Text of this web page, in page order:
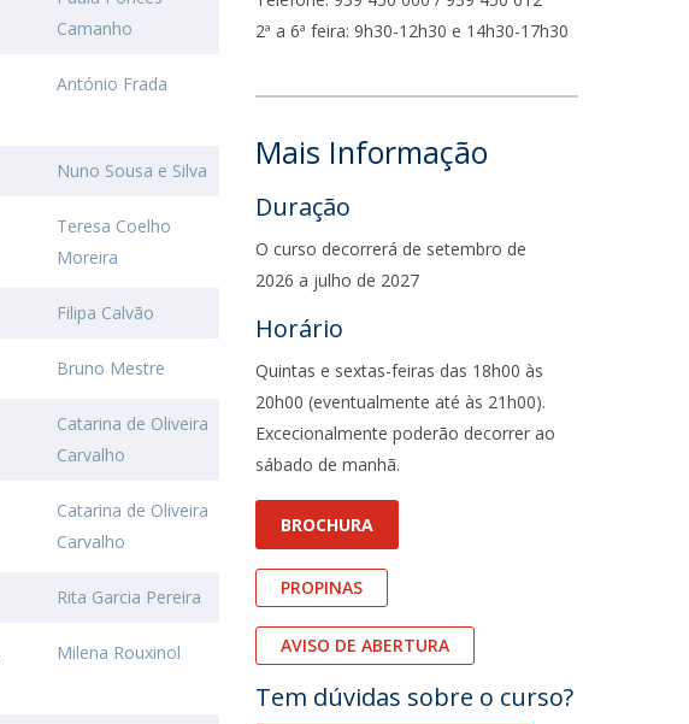
Ofertas de Emprego
Camanho
António Frada
Nuno Sousa e Silva
Teresa Coelho
Moreira
Filipa Calvão
Bruno Mestre
Catarina de Oliveira
Carvalho
Catarina de Oliveira
Carvalho
Rita Garcia Pereira
Milena Rouxinol
2ª a 6ª feira: 9h30-12h30 e 14h30-17h30
Mais Informação
Duração
O curso decorrerá de setembro de
2026 a julho de 2027
Horário
Quintas e sextas-feiras das 18h00 às
20h00 (eventualmente até às 21h00).
Excecionalmente poderão decorrer ao
sábado de manhã.
BROCHURA
PROPINAS
AVISO DE ABERTURA
Tem dúvidas sobre o curso?